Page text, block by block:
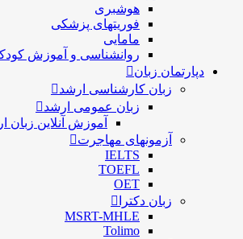
هوشبری
فوریتهای پزشکی
مامایی
روانشناسی و آموزش
دپارتمان زبان
زبان کارشناسی ارشد
زبان عمومی ارشد
آموزش آنلاین زبان
آزمونهای مهاجرت
IELTS
TOEFL
OET
زبان دکترا
MSRT-MHLE
Tolimo